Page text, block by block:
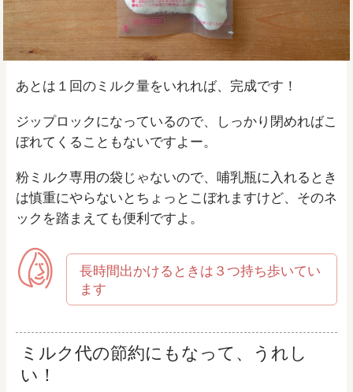
あとは１回のミルク量をいれれば、完成です！
ジップロックになっているので、しっかり閉めればこ
ぼれてくることもないですよー。
粉ミルク専用の袋じゃないので、哺乳瓶に入れるとき
は慎重にやらないとちょっとこぼれますけど、そのネ
ックを踏まえても便利ですよ。
長時間出かけるときは３つ持ち歩いてい
ます
ミルク代の節約にもなって、うれし
い！